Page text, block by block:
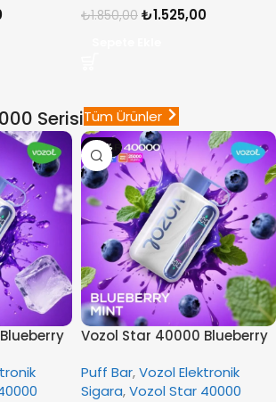
₺1.850,00 ₺1.525,00
SerisiTüm Ürünler
-19%
Vozol Star 40000 Blueberry
Puff Bar,Vozol Elektronik
Sigara,Vozol Star 40000